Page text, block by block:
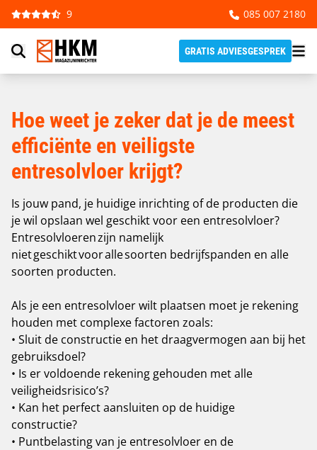
Ga naar de inhoud
9 085 007 2180
GRATIS ADVIESGESPREK
ENTRESOLVLOER
Totaal Ontzorgt | 15 Jaar Garantie | Scherpe
Prijs | Nieuw en Gebruikt
Hoe weet je zeker dat je de meest
efficiënte en veiligste
entresolvloer krijgt?
Is jouw pand, je huidige inrichting of de producten die
je wil opslaan wel geschikt voor een entresolvloer?
Entresolvloeren zijn namelijk
niet geschikt voor alle soorten bedrijfspanden en alle
soorten producten.
Als je een entresolvloer wilt plaatsen moet je rekening
houden met complexe factoren zoals:
• Sluit de constructie en het draagvermogen aan bij het
gebruiksdoel?
• Is er voldoende rekening gehouden met alle
veiligheidsrisico’s?
• Kan het perfect aansluiten op de huidige
constructie?
• Puntbelasting van je entresolvloer en de